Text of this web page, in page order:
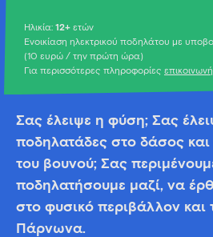
Ηλικία: 12+ ετών
Ενοικίαση ηλεκτρικού ποδηλάτου με
(10 ευρώ / την πρώτη ώρα)
Για περισσότερες πληροφορίες
Σας έλειψε η φύση; Σας
ποδηλατάδες στο δάσος
του βουνού; Σας
ποδηλατήσουμε μαζί, να
στο φυσικό περιβάλλον και
Πάρνωνα.